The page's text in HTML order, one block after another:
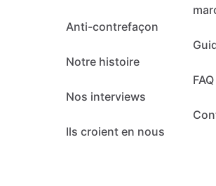
Anti-contrefaçon
Notre histoire
Nos interviews
Ils croient en nous
FAQ